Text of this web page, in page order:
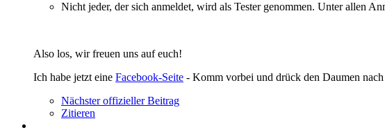
Nicht jeder, der sich anmeldet, wird als Tester genommen. Unter allen
Also los, wir freuen uns auf euch!
Ich habe jetzt eine Facebook-Seite - Komm vorbei und drück den Daumen
Nächster offizieller Beitrag
Zitieren